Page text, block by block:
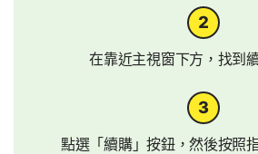
在靠近主視窗下方，找到
點選「續購」按鈕，然後按照